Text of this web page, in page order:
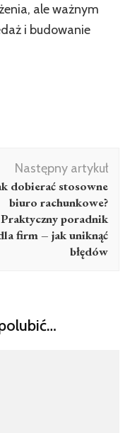
ale ważnym
i budowanie
Następny artykuł
dobierać stosowne
biuro rachunkowe?
Praktyczny poradnik
firm – jak uniknąć
błędów